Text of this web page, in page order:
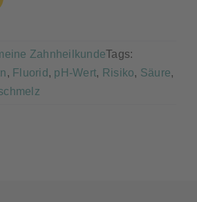
ZahnheilkundeTags:
, Fluorid , pH-Wert, Risiko, Säure,